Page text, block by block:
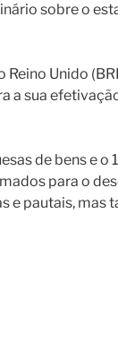
sobre o
Unido
a sua
de bens e o
para o
e pautais, mas